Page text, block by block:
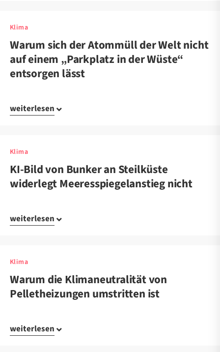
Klima
Warum sich der Atommüll der Welt nicht
auf einem „Parkplatz in der Wüste“
entsorgen lässt
weiterlesen
Klima
KI-Bild von Bunker an Steilküste
widerlegt Meeresspiegelanstieg nicht
weiterlesen
Klima
Warum die Klimaneutralität von
Pelletheizungen umstritten ist
weiterlesen